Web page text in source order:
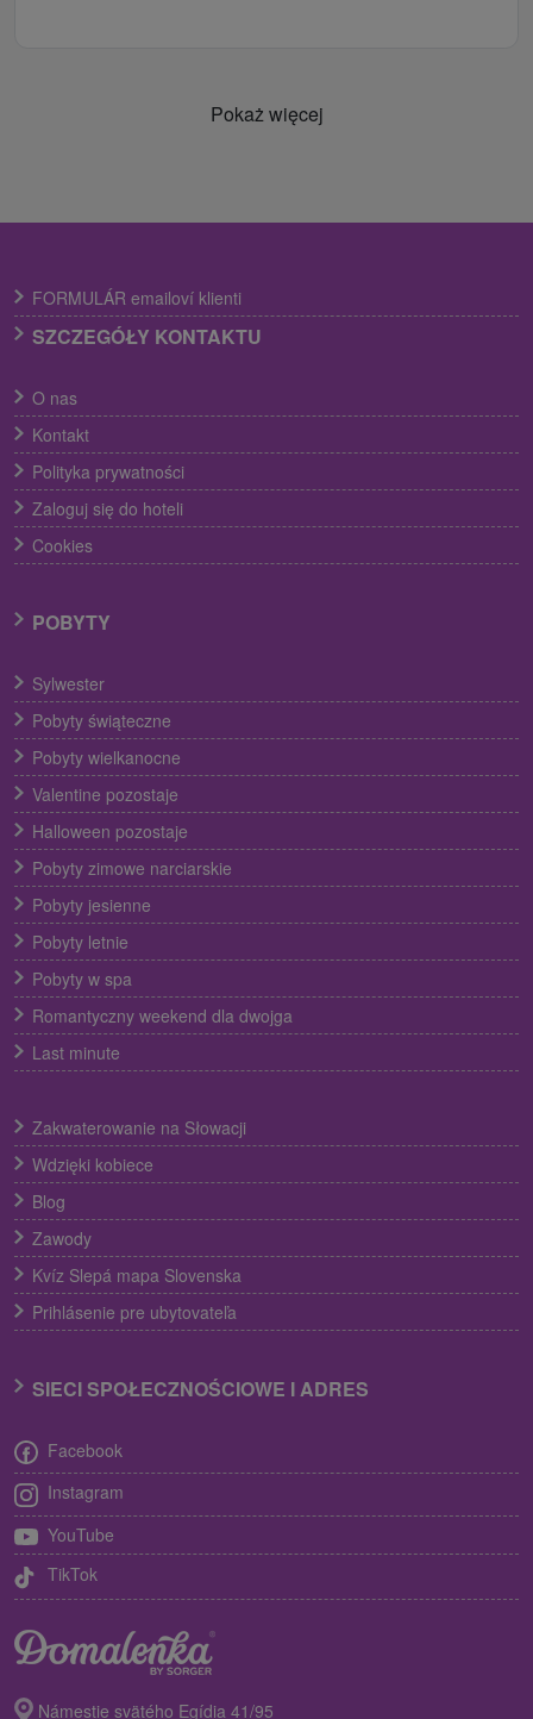
Pokaż więcej
FORMULÁR emailoví klienti
SZCZEGÓŁY KONTAKTU
O nas
Kontakt
Polityka prywatności
Zaloguj się do hoteli
Cookies
POBYTY
Sylwester
Pobyty świąteczne
Pobyty wielkanocne
Valentine pozostaje
Halloween pozostaje
Pobyty zimowe narciarskie
Pobyty jesienne
Pobyty letnie
Pobyty w spa
Romantyczny weekend dla dwojga
Last minute
Zakwaterowanie na Słowacji
Wdzięki kobiece
Blog
Zawody
Kvíz Slepá mapa Slovenska
Prihlásenie pre ubytovateľa
SIECI SPOŁECZNOŚCIOWE I ADRES
Facebook
Instagram
YouTube
TikTok
Námestie svätého Egídia 41/95